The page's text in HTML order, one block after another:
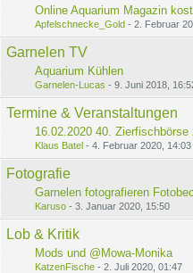
Online Aquarium Magazin
Apfelschnecke_Gold - 2. Februar
Garnelen TV
Aquarium Kühlen
Garnelen-Lucas - 9. Juni 2018,
Termine & Veranstaltungen
16.02.2020 40.
Klaus Batel - 4. Februar 2020, 14:03
Fotografie
Garnelen fotografieren
Karuso - 3. Januar 2020, 15:50
Lob & Kritik
Mods und @Mowa-Monika
KatzenFische - 2. Juli 2020, 01:47